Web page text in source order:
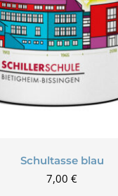
Schultasse blau
7,00 €